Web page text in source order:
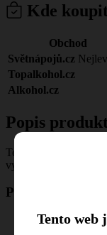
Tento web
Kde
Obchod
Světnápojů.cz
Topalkohol.cz
Alkohol.cz
Popis
Teachers Whisky má
vyjímečné postavení.
Parametry
Země